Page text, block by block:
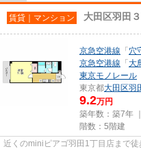
賃貸｜マンション 大田区羽田
京急空港線 「 穴
京急空港線 「 大
東京モノレール
東京都大田区羽
9.2万円
築年数：築7年
階数：5階建
近くのminiピアゴ羽田1丁目店まで